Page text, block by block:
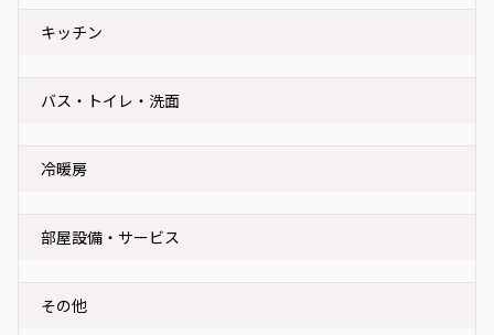
キッチン
バス・トイレ・洗面
冷暖房
部屋設備・サービス
その他